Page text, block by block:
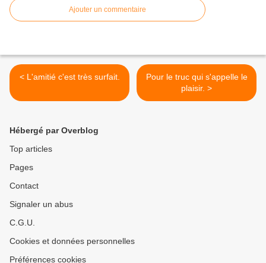
Ajouter un commentaire
< L'amitié c'est très surfait.
Pour le truc qui s'appelle le
plaisir. >
Hébergé par Overblog
Top articles
Pages
Contact
Signaler un abus
C.G.U.
Cookies et données personnelles
Préférences cookies